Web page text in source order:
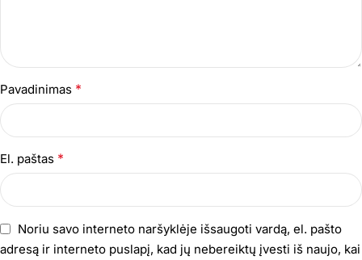
Pavadinimas *
El. paštas *
Noriu savo interneto naršyklėje išsaugoti vardą, el. pašto
adresą ir interneto puslapį, kad jų nebereiktų įvesti iš naujo, kai